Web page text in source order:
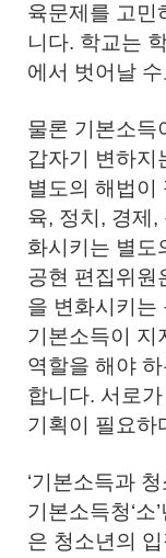
육문제를 고민
니다. 학교는
에서 벗어날
물론 기본소득
갑자기 변하지
별도의 해법이
육, 정치, 경제,
화시키는 별도
공현 편집위원
을 변화시키는
기본소득이 지
역할을 해야
합니다. 서로
기획이 필요하
‘기본소득과
기본소득청‘소
은 청소년의